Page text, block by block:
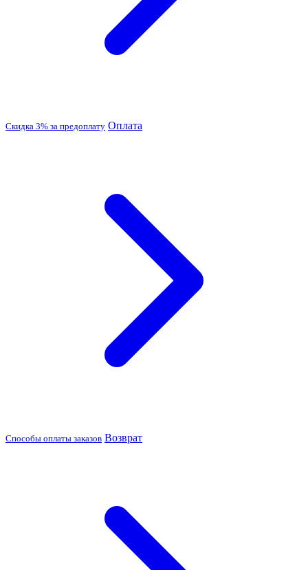
Скидка 3% за предоплату Оплата
Способы оплаты заказов Возврат